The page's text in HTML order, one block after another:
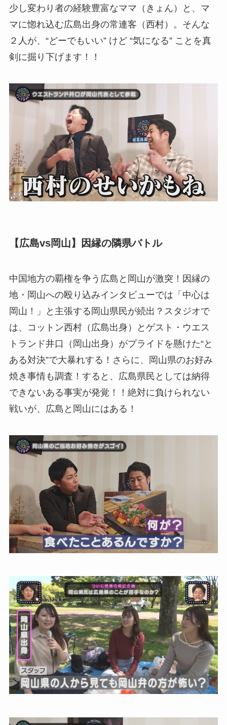
少し変わり者の経験豊富なママ（きょん）と、マ
マに惚れ込む広島出身の常連客（西村）。そんな
２人が、“どーでもいい” けど “気になる” ことを真
剣に掘り下げます！！
【広島vs岡山】因縁の隣県バトル
中国地方の覇権を争う広島と岡山が激突！因縁の
地・岡山への殴り込みインタビューでは「中心は
岡山！」と主張する岡山県民が続出？スタジオで
は、コットン西村（広島出身）とゲスト・ウエス
トランド井口（岡山出身）がプライドを懸けた“と
ある対決”で大暴れする！さらに、岡山県のお好み
焼き事情も調査！すると、広島県民としては納得
できないある事実が発覚！！絶対に負けられない
戦いが、広島と岡山にはある！